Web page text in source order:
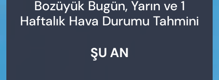
Bozüyük Bugün, Yarın ve 1
Haftalık Hava Durumu Tahmini
ŞU AN
Puan Durumu ve Fikstür
Son Dakika Haberleri